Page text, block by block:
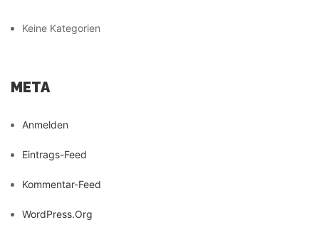
Keine Kategorien
META
Anmelden
Eintrags-Feed
Kommentar-Feed
WordPress.org